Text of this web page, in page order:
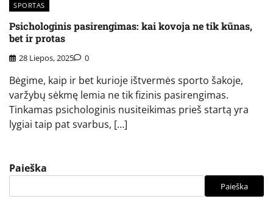
SPORTAS
Psichologinis pasirengimas: kai kovoja ne tik kūnas,
bet ir protas
28 Liepos, 2025 0
Bėgime, kaip ir bet kurioje ištvermės sporto šakoje,
varžybų sėkmę lemia ne tik fizinis pasirengimas.
Tinkamas psichologinis nusiteikimas prieš startą yra
lygiai taip pat svarbus, […]
Paieška
Paieška